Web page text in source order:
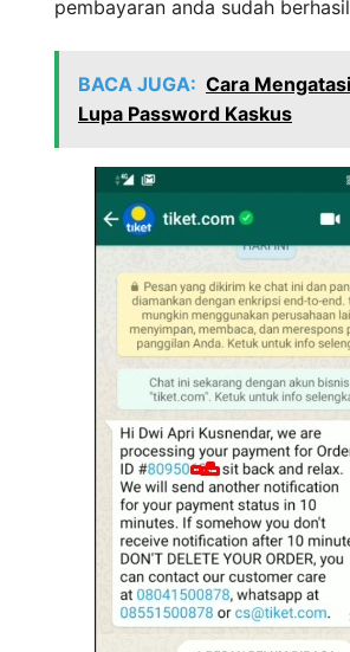
pembayaran anda sudah
BACA JUGA: Cara
Lupa Password Kaskus